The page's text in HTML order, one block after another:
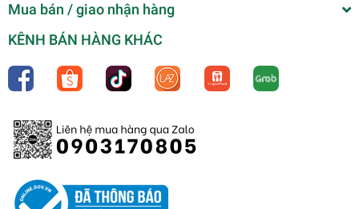
Mua bán / giao nhận hàng
KÊNH BÁN HÀNG KHÁC
0₫
undefined